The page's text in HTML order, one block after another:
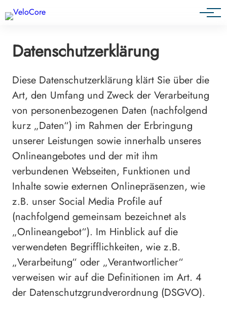
Agenturen & Webdesigner
Datenschutzerklärung
Diese Datenschutzerklärung klärt Sie über die
Art, den Umfang und Zweck der Verarbeitung
von personenbezogenen Daten (nachfolgend
kurz „Daten“) im Rahmen der Erbringung
unserer Leistungen sowie innerhalb unseres
Onlineangebotes und der mit ihm
verbundenen Webseiten, Funktionen und
Inhalte sowie externen Onlinepräsenzen, wie
z.B. unser Social Media Profile auf
(nachfolgend gemeinsam bezeichnet als
„Onlineangebot“). Im Hinblick auf die
verwendeten Begrifflichkeiten, wie z.B.
„Verarbeitung“ oder „Verantwortlicher“
verweisen wir auf die Definitionen im Art. 4
der Datenschutzgrundverordnung (DSGVO).